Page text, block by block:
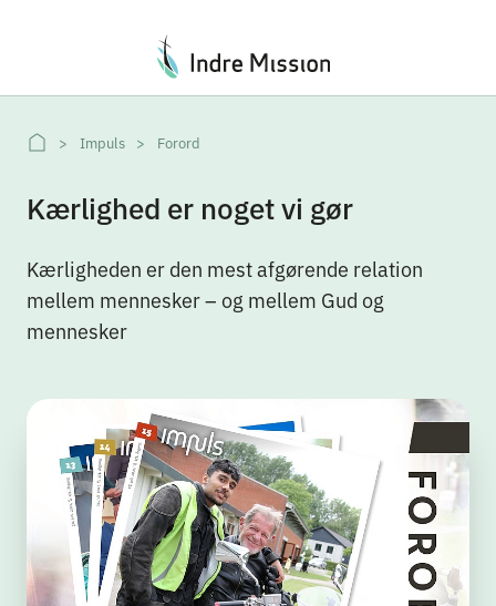
Impuls Forord
Kærlighed er noget vi gør
Kærligheden er den mest afgørende relation
mellem mennesker – og mellem Gud og
mennesker